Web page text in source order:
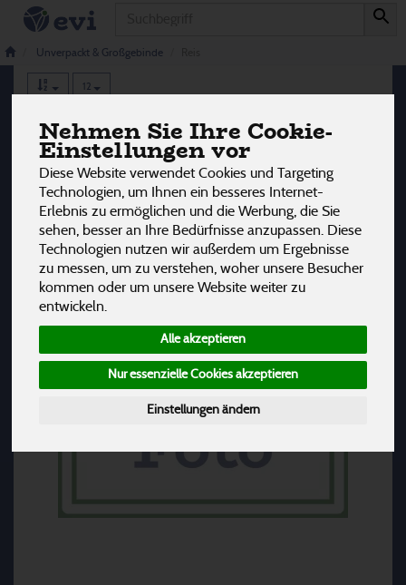
Nehmen Sie Ihre Cookie-
Einstellungen vor
Diese Website verwendet Cookies und Targeting
Technologien, um Ihnen ein besseres Internet-
Erlebnis zu ermöglichen und die Werbung, die Sie
sehen, besser an Ihre Bedürfnisse anzupassen. Diese
Technologien nutzen wir außerdem um Ergebnisse
zu messen, um zu verstehen, woher unsere Besucher
kommen oder um unsere Website weiter zu
entwickeln.
Alle akzeptieren
Nur essenzielle Cookies akzeptieren
Einstellungen ändern
Unverpackt & Großgebinde
Reis 4 von 3242
12
Hersteller Allergene